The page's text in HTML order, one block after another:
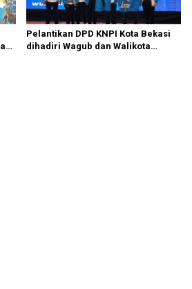
Pelantikan DPD KNPI Kota Bekasi
dihadiri Wagub dan Walikota